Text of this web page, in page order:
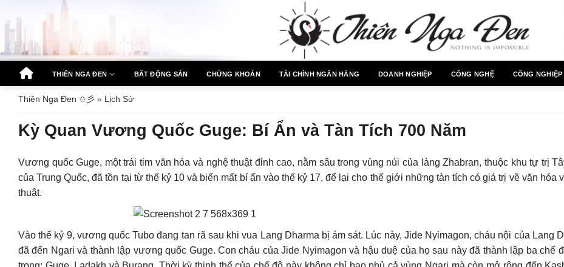
qua
dung
THIÊN NGA ĐEN BẤT ĐỘNG SẢN CHỨNG KHOÁN TÀI CHÍNH NGÂN HÀNG DOANH NGHIỆP CÔNG NGHỆ CÔNG NGHIỆP
Thiên Nga Đen ✩彡 » Lịch Sử
Kỳ Quan Vương Quốc Guge: Bí Ẩn và Tàn Tích 700 Năm
Vương quốc Guge, một trái tim văn hóa và nghệ thuật đỉnh cao, nằm sâu trong vùng núi của làng Zhabran, thuộc khu tự trị
của Trung Quốc, đã tồn tại từ thế kỷ 10 và biến mất bí ẩn vào thế kỷ 17, để lại cho thế giới những tàn tích có giá trị về văn hóa
thuật.
Vào thế kỷ 9, vương quốc Tubo đang tan rã sau khi vua Lang Dharma bị ám sát. Lúc này, Jide Nyimagon, cháu nội của Lang
đã đến Ngari và thành lập vương quốc Guge. Con cháu của Jide Nyimagon và hậu duệ của họ sau này đã thành lập ba chế